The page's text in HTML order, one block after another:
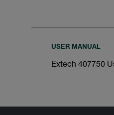
USER MANUAL
Extech 407750